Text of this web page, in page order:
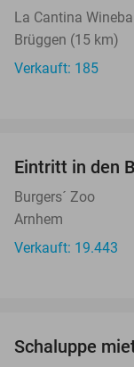
La Cantina
Brüggen (15 km)
Verkauft: 185
Eintritt in den
Burgers´ Zoo
Arnhem
Verkauft: 19.443
Schaluppe